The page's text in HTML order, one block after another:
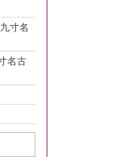
寸名
名古